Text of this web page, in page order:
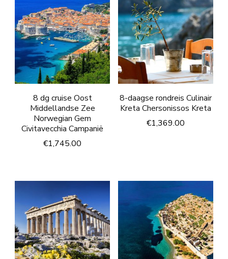
8 dg cruise Oost
Middellandse Zee
Norwegian Gem
Civitavecchia Campanië
€1,745.00
8-daagse rondreis Culinair
Kreta Chersonissos Kreta
€1,369.00